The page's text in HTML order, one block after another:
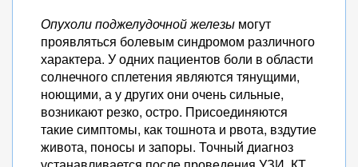
Опухоли поджелудочной железы могут
проявляться болевым синдромом различного
характера. У одних пациентов боли в области
солнечного сплетения являются тянущими,
ноющими, а у других они очень сильные,
возникают резко, остро. Присоединяются
такие симптомы, как тошнота и рвота, вздутие
живота, поносы и запоры. Точный диагноз